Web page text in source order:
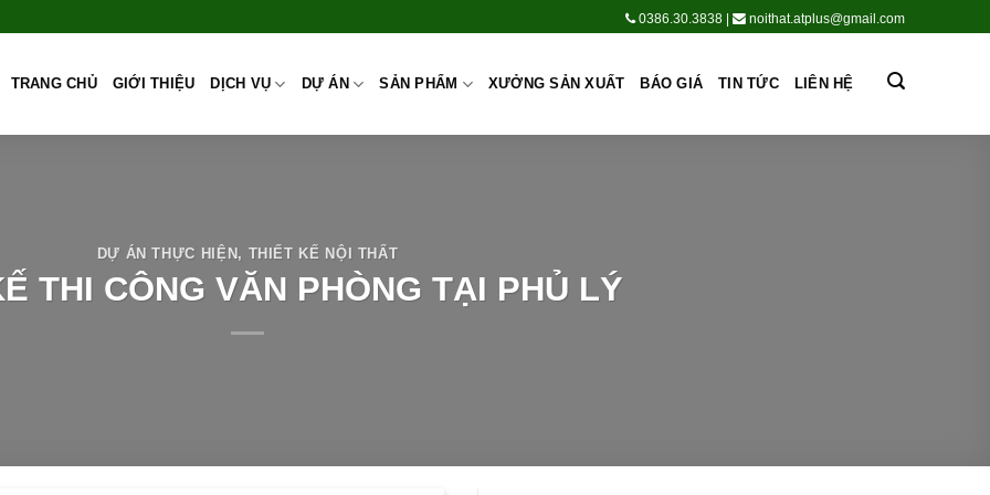
0386.30.3838 | noithat.atplus@gmail.com
TRANG CHỦ GIỚI THIỆU DỊCH VỤ DỰ ÁN SẢN PHẨM XƯỞNG SẢN XUẤT BÁO GIÁ TIN TỨC LIÊN HỆ
DỰ ÁN THỰC HIỆN, THIẾT KẾ NỘI THẤT
THI CÔNG VĂN PHÒNG TẠI PHỦ LÝ